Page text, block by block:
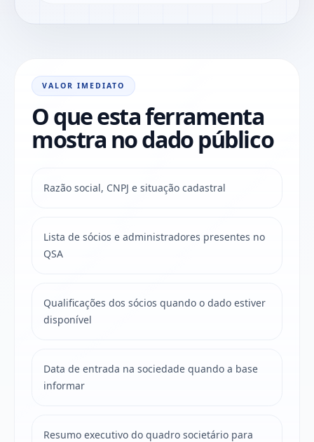
VALOR IMEDIATO
O que esta ferramenta
mostra no dado público
Razão social, CNPJ e situação cadastral
Lista de sócios e administradores presentes no
QSA
Qualificações dos sócios quando o dado estiver
disponível
Data de entrada na sociedade quando a base
informar
Resumo executivo do quadro societário para